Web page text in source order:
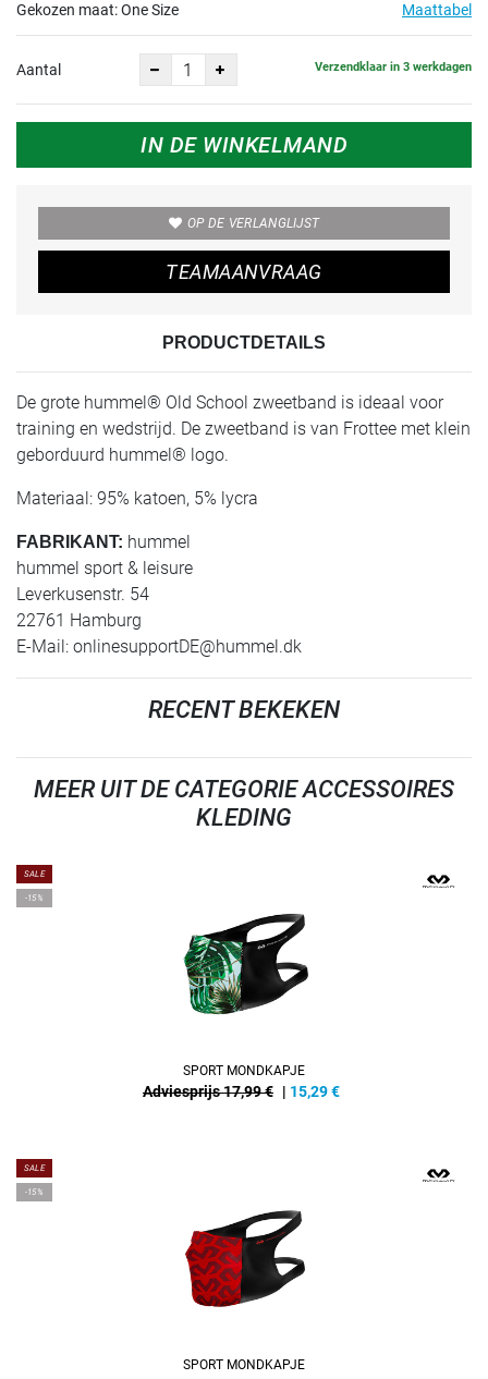
Gekozen maat:One Size Maattabel
Aantal Verzendklaar in 3 werkdagen
IN DE WINKELMAND
OP DE VERLANGLIJST
TEAMAANVRAAG
PRODUCTDETAILS
De grote hummel® Old School zweetband is ideaal voor
training en wedstrijd. De zweetband is van Frottee met klein
geborduurd hummel® logo.
Materiaal: 95% katoen, 5% lycra
FABRIKANT: hummel
hummel sport & leisure
Leverkusenstr. 54
22761 Hamburg
E-Mail: onlinesupportDE@hummel.dk
RECENT BEKEKEN
MEER UIT DE CATEGORIE ACCESSOIRES
KLEDING
SALE
-15%
SPORT MONDKAPJE
Adviesprijs 17,99 € | 15,29€
SALE
-15%
SPORT MONDKAPJE